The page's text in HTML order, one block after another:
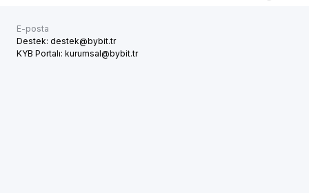
E-posta
Destek: destek@bybit.tr
KYB Portalı: kurumsal@bybit.tr